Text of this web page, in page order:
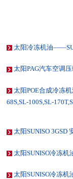
太阳冷冻机油
太阳PAG汽车空调
太阳POE合成冷冻
68S,SL-100S,SL-
太阳SUNISO 3GSD
太阳SUNISO冷冻
太阳SUNISO冷冻机